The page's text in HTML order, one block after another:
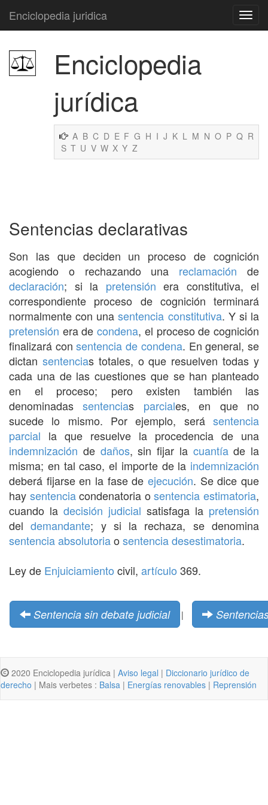
Enciclopedia juridica
Enciclopedia
jurídica
A B C D E F G H I J K L M N O P Q R
S T U V W X Y Z
Sentencias declarativas
Son las que deciden un proceso de cognición
acogiendo o rechazando una reclamación de
declaración; si la pretensión era constitutiva, el
correspondiente proceso de cognición terminará
normalmente con unasentencia constitutiva. Y si la
pretensión era decondena, el proceso de cognición
finalizará consentencia de condena. En general, se
dictan sentencias totales, o que resuelven todas y
cada una de las cuestiones que se han planteado
en el proceso; pero existen también las
denominadassentencias parciales, en que no
sucede lo mismo. Por ejemplo, será sentencia
parcial la que resuelve la procedencia de una
indemnización de daños, sin fijar la cuantíade la
misma; en tal caso, el importe de la indemnización
deberá fijarse en la fase de ejecución. Se dice que
hay sentenciacondenatoria osentencia estimatoria,
cuando la decisión judicial satisfaga la pretensión
deldemandante; y si la rechaza, se denomina
sentencia absolutoriao sentencia desestimatoria.
Ley de Enjuiciamiento civil, artículo 369.
Sentencia sin debate judicial |
2020 Enciclopedia jurídica | Aviso legal | Diccionario jurídico de
derecho | Mais verbetes : Balsa | Energías renovables | Reprensión